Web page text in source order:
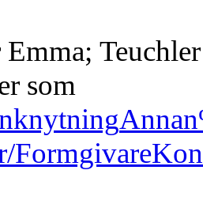
Emma;
som
Formgivare